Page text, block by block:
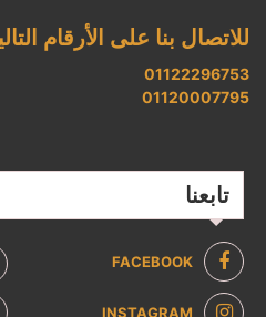
للاتصال بنا على الأرقام
01122296753
01120007795
تابعنا
FACEBOOK
INSTAGRAM